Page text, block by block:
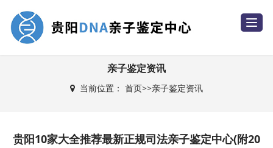
T
o
i
o
亲子鉴定资讯
当前位置： 首页>>亲子鉴定资讯
贵阳10家大全推荐最新正规司法亲子鉴定中心(附20